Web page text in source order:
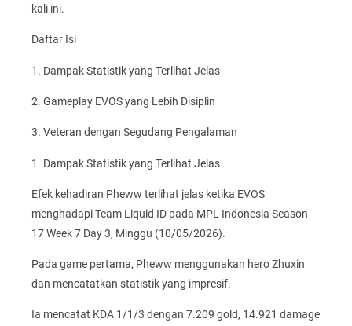
kali ini.
Daftar Isi
1. Dampak Statistik yang Terlihat Jelas
2. Gameplay EVOS yang Lebih Disiplin
3. Veteran dengan Segudang Pengalaman
1. Dampak Statistik yang Terlihat Jelas
Efek kehadiran Pheww terlihat jelas ketika EVOS
menghadapi Team Liquid ID pada MPL Indonesia Season
17 Week 7 Day 3, Minggu (10/05/2026).
Pada game pertama, Pheww menggunakan hero Zhuxin
dan mencatatkan statistik yang impresif.
Ia mencatat KDA 1/1/3 dengan 7.209 gold, 14.921 damage